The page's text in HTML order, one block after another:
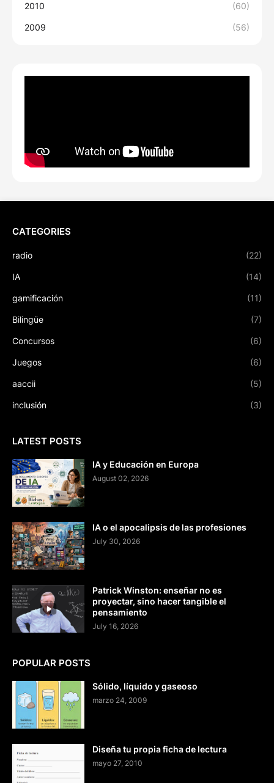
2010 (60)
2009 (56)
CATEGORIES
radio (22)
IA (14)
gamificación (11)
Bilingüe (7)
Concursos (6)
Juegos (6)
aaccii (5)
inclusión (3)
LATEST POSTS
IA y Educación en Europa
August 02, 2026
IA o el apocalipsis de las profesiones
July 30, 2026
Patrick Winston: enseñar no es
proyectar, sino hacer tangible el
pensamiento
July 16, 2026
POPULAR POSTS
Sólido, líquido y gaseoso
marzo 24, 2009
Diseña tu propia ficha de lectura
mayo 27, 2010